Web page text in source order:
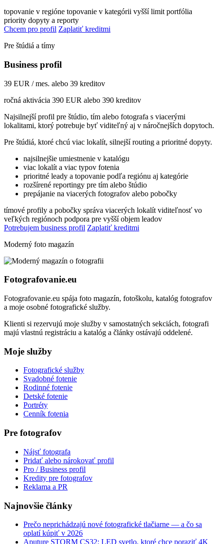
topovanie v regióne topovanie v kategórii vyšší limit portfólia
priority dopyty a reporty
Chcem pro profil Zaplatiť kreditmi
Pre štúdiá a tímy
Business profil
39 EUR / mes. alebo 39 kreditov
ročná aktivácia 390 EUR alebo 390 kreditov
Najsilnejší profil pre štúdio, tím alebo fotografa s viacerými
lokalitami, ktorý potrebuje byť viditeľný aj v náročnejších dopytoch.
Pre štúdiá, ktoré chcú viac lokalít, silnejší routing a prioritné dopyty.
najsilnejšie umiestnenie v katalógu
viac lokalít a viac typov fotenia
prioritné leady a topovanie podľa regiónu aj kategórie
rozšírené reportingy pre tím alebo štúdio
prepájanie na viacerých fotografov alebo pobočky
tímové profily a pobočky správa viacerých lokalít viditeľnosť vo
veľkých regiónoch podpora pre vyšší objem leadov
Potrebujem business profil Zaplatiť kreditmi
Moderný foto magazín
Fotografovanie.eu
Fotografovanie.eu spája foto magazín, fotoškolu, katalóg fotografov
a moje osobné fotografické služby.
Klienti si rezervujú moje služby v samostatných sekciách, fotografi
majú vlastnú registráciu a katalóg a články ostávajú oddelené.
Moje služby
Fotografické služby
Svadobné fotenie
Rodinné fotenie
Detské fotenie
Portréty
Cenník fotenia
Pre fotografov
Nájsť fotografa
Pridať alebo nárokovať profil
Pro / Business profil
Kredity pre fotografov
Reklama a PR
Najnovšie články
Prečo neprichádzajú nové fotografické tlačiarne — a čo sa
oplatí kúpiť v 2026
Aputure STORM CS32: LED svetlo, ktoré chce poraziť 4K